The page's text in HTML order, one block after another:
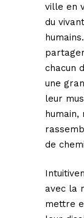
ville en
du
chacun
une
leur
humain,
de
avec la
mettre